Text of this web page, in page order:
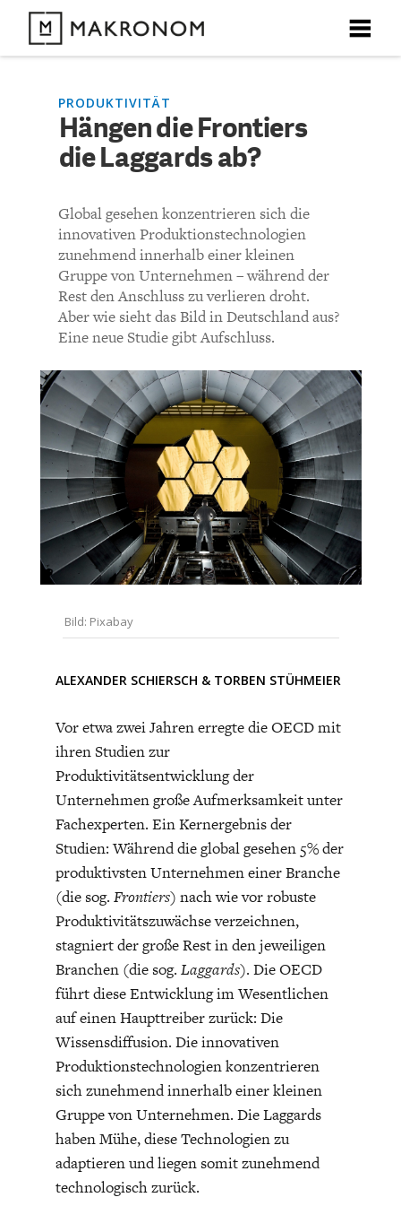
X
DEBATTEN
ARTIKEL
FEATURES
THEMEN
NEWSLETTER
SUCHE
ABO/LOGIN
X
Unser kostenloser Newsletter informiert Sie über unsere
neuesten Beiträge.
X
BODEN
ECONOMISTS FOR FUTURE
INDUSTRIEPOLITIK
X
CHARTBOOK
DEUTSCHLAND
ENERGIE & UMWELT
PRODUKTIVITÄT
Hängen die Frontiers
die Laggards ab?
Global gesehen konzentrieren sich die
innovativen Produktionstechnologien
zunehmend innerhalb einer kleinen
Gruppe von Unternehmen – während der
Rest den Anschluss zu verlieren droht.
Aber wie sieht das Bild in Deutschland aus?
Eine neue Studie gibt Aufschluss.
Bild: Pixabay
ALEXANDER SCHIERSCH & TORBEN STÜHMEIER
Vor etwa zwei Jahren erregte die OECD mit
ihren Studien zur
Produktivitätsentwicklung der
Unternehmen große Aufmerksamkeit unter
Fachexperten. Ein Kernergebnis der
Studien: Während die global gesehen 5% der
produktivsten Unternehmen einer Branche
(die sog. Frontiers) nach wie vor robuste
Produktivitätszuwächse verzeichnen,
stagniert der große Rest in den jeweiligen
Branchen (die sog. Laggards). Die OECD
führt diese Entwicklung im Wesentlichen
auf einen Haupttreiber zurück: Die
Wissensdiffusion. Die innovativen
Produktionstechnologien konzentrieren
sich zunehmend innerhalb einer kleinen
Gruppe von Unternehmen. Die Laggards
haben Mühe, diese Technologien zu
adaptieren und liegen somit zunehmend
technologisch zurück.
X
KOMMENTARE ZU
Hängen die Frontiers die
KOMMENTIEREN (VIA EMAIL)
Richtlinien
Bisher noch kein Kommentar.